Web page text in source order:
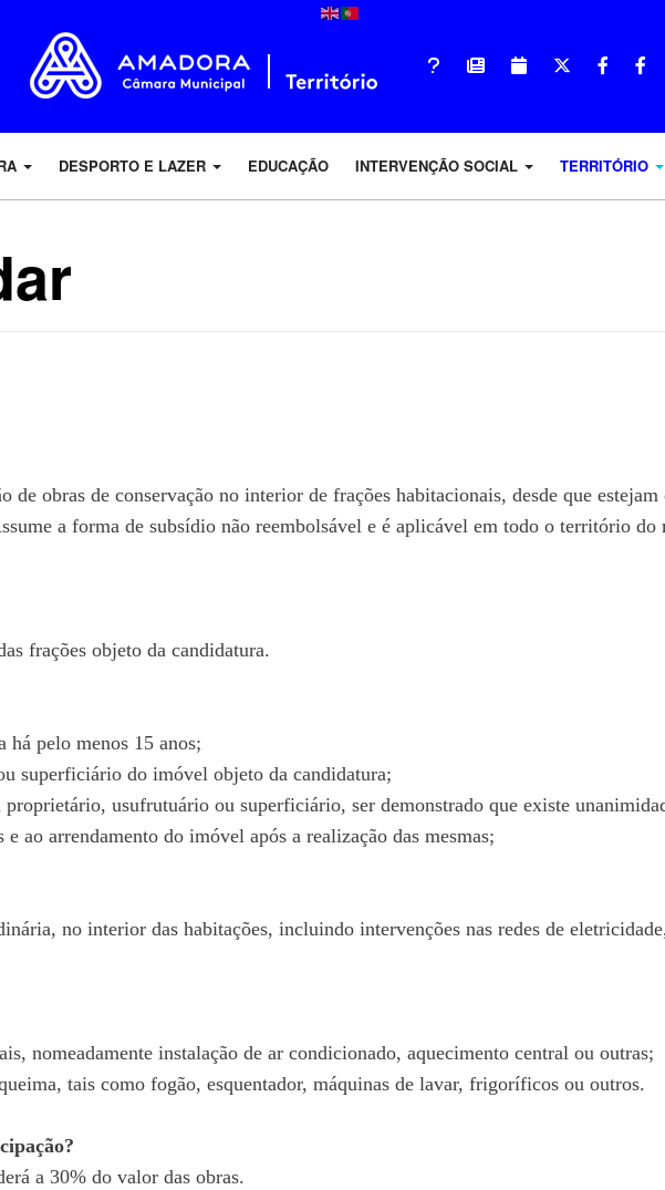
DESPORTO E LAZER EDUCAÇÃO INTERVENÇÃO SOCIAL TERRITÓRIO
obras de conservação no interior de frações habitacionais, desde que estejam
a forma de subsídio não reembolsável e é aplicável em todo o território
frações objeto da candidatura.
há pelo menos 15 anos;
superficiário do imóvel objeto da candidatura;
usufrutuário ou superficiário, ser demonstrado que existe
ao arrendamento do imóvel após a realização das mesmas;
no interior das habitações, incluindo intervenções nas redes de
nomeadamente instalação de ar condicionado, aquecimento central ou outras;
tais como fogão, esquentador, máquinas de lavar, frigoríficos ou outros.
a 30% do valor das obras.